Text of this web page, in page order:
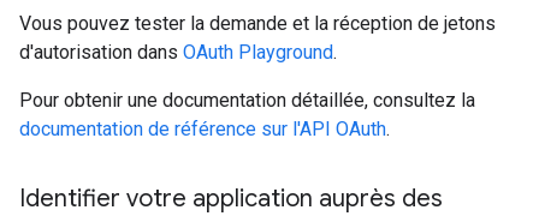
Vous pouvez tester la demande et la réception de jetons
d'autorisation dans OAuth Playground.
Pour obtenir une documentation détaillée, consultez la
documentation de référence sur l'API OAuth.
Identifier votre application auprès des